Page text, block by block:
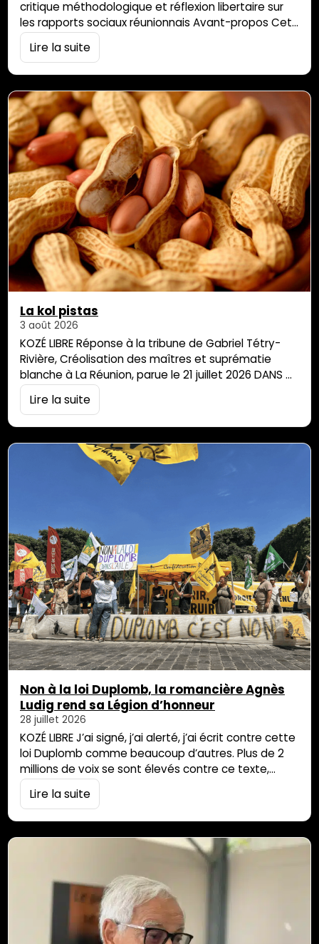
critique méthodologique et réflexion libertaire sur
les rapports sociaux réunionnais Avant-propos Cet
article constitue une réponse collective aux
réflexions développées dans l’article « Créolisation
Tétry-Rivière, publié par Parallèle Sud, ainsi qu’aux
débats plus larges […]
Lire la suite
La kol pistas
3 août 2026
KOZÉ LIBRE Réponse à la tribune de Gabriel Tétry-
Rivière, Créolisation des maîtres et suprématie
blanche à La Réunion, parue le 21 juillet 2026 DANS
PARALLÈLE SUD « Chaque génération doit, dans une
relative opacité, découvrir sa mission, la remplir ou
Lire la suite
Non à la loi Duplomb, la romancière Agnès
Ludig rend sa Légion d’honneur
28 juillet 2026
KOZÉ LIBRE J’ai signé, j’ai alerté, j’ai écrit contre cette
loi Duplomb comme beaucoup d’autres. Plus de 2
millions de voix se sont élevés contre ce texte,
retoqué en 2025, mais un an plus tard seulement, la
loi est adoptée en missouk dans la nuit du 20 au 21
Lire la suite